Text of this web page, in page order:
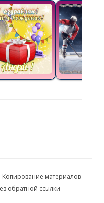
Копирование материалов
обратной ссылки